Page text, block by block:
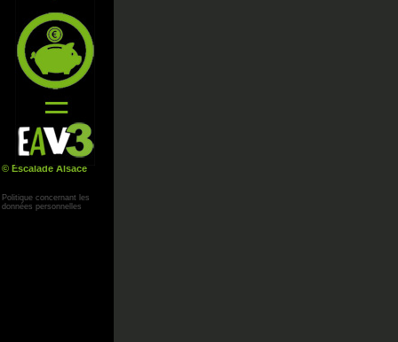
© Escalade Alsace
Politique concernant les
données personnelles